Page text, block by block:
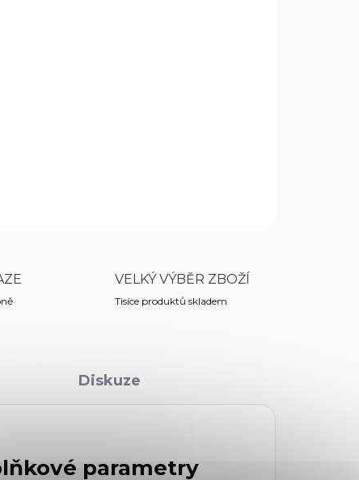
čepelí - stahovací. Tvar čepele nože je
zvěře - s páracím háčkem
VELKÝ VÝBĚR ZBOŽÍ
Tisíce produktů skladem
Diskuze
parametry